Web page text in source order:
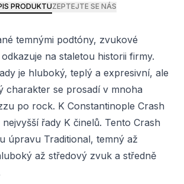
PRODUKTUZEPTEJTE SE NÁS
temnými podtóny, zvukové
na staletou historii firmy.
je hluboký, teplý a expresivní, ale
charakter se prosadí v mnoha
po rock. K Constantinople Crash
řady K činelů. Tento Crash
úpravu Traditional, temný až
až středový zvuk a středně